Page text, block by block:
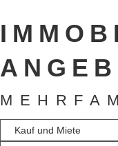
Kauf und Miete